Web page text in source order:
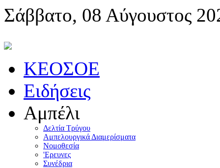
Σάββατο, 08 Αύγουστος
KEOΣOE
Ειδήσεις
Αμπέλι
Δελτία Τρύγου
Αμπελουργικά Διαμερίσματα
Nομοθεσία
'Eρευνες
Συνέδρια